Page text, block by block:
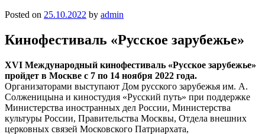
Posted on 25.10.2022 by admin
Кинофестиваль «Русское зарубежье»
XVI Международный кинофестиваль «Русское зарубежье»
пройдет в Москве с 7 по 14 ноября 2022 года.
Организаторами выступают Дом русского зарубежья им. А.
Солженицына и киностудия «Русский путь» при поддержке
Министерства иностранных дел России, Министерства
культуры России, Правительства Москвы, Отдела внешних
церковных связей Московского Патриархата,